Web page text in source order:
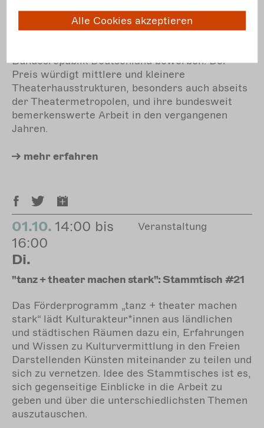
Stadttheater und Landesbühnen, Privattheater
und Gastspielhäuser sowie Produktionshäuser
Bundesrepublik Deutschland bewerben. Der
Preis würdigt mittlere und kleinere
Theaterhausstrukturen, besonders auch abseits
der Theatermetropolen, und ihre bundesweit
bemerkenswerte Arbeit in den vergangenen
Jahren.
mehr erfahren
01.10. 14:00 bis
16:00
Di.
Veranstaltung
"tanz + theater machen stark": Stammtisch #21
Das Förderprogramm „tanz + theater machen
stark“ lädt Kulturakteur*innen aus ländlichen
und städtischen Räumen dazu ein, Erfahrungen
und Wissen zu Kulturvermittlung in den Freien
Darstellenden Künsten miteinander zu teilen und
sich zu vernetzen. Idee des Stammtisches ist es,
sich gegenseitige Einblicke in die Arbeit zu
geben und über die unterschiedlichsten Themen
auszutauschen.
Alle Cookies akzeptieren